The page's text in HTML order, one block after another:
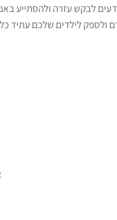
לבקש עזרה ולהסתייע
ולספק לילדים שלכם עתיד